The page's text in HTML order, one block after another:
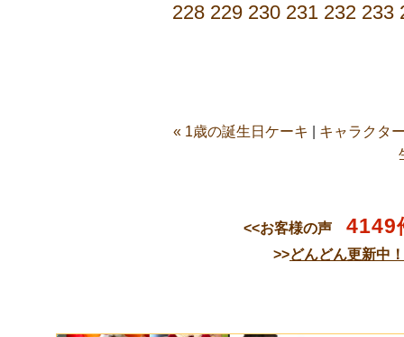
228 229 230 231 232 233
« 1歳の誕生日ケーキ
キャラクタ
<<お客様の声 4149
>>どんどん更新中